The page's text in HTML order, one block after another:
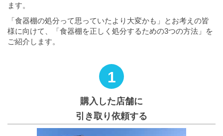
ます。
「食器棚の処分って思っていたより大変かも」とお考えの皆
様に向けて、「食器棚を正しく処分するための3つの方法」を
ご紹介します。
1
購入した店舗に
引き取り依頼する